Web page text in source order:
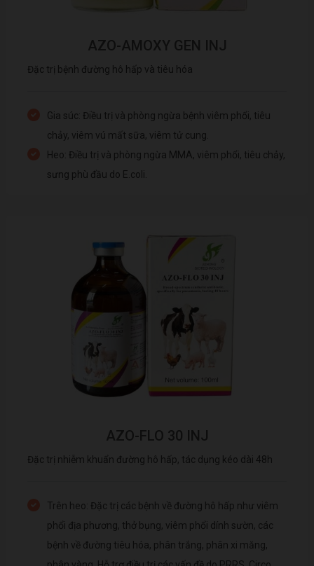
AZO-AMOXY GEN INJ
Đặc trị bệnh đường hô hấp và tiêu hóa
Gia súc: Điều trị và phòng ngừa bệnh viêm phổi, tiêu
chảy, viêm vú mất sữa, viêm tử cung.
Heo: Điều trị và phòng ngừa MMA, viêm phổi, tiêu chảy,
sưng phù đầu do E.coli.
AZO-FLO 30 INJ
Đặc trị nhiễm khuẩn đường hô hấp, tác dụng kéo dài 48h
Trên heo: Đặc trị các bệnh về đường hô hấp như viêm
phổi địa phương, thở bụng, viêm phổi dính sườn, các
bệnh về đường tiêu hóa, phân trắng, phân xi măng,